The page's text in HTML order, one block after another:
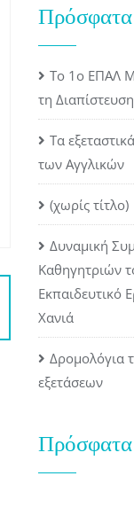
Το 1ο ΕΠΑΛ
τη
Τα
των Αγγλικών
(χωρίς τίτλο)
Δυναμική
Καθηγητριών
Εκπαιδευτικό
Χανιά
Δρομολόγια
εξετάσεων
Πρόσφατα